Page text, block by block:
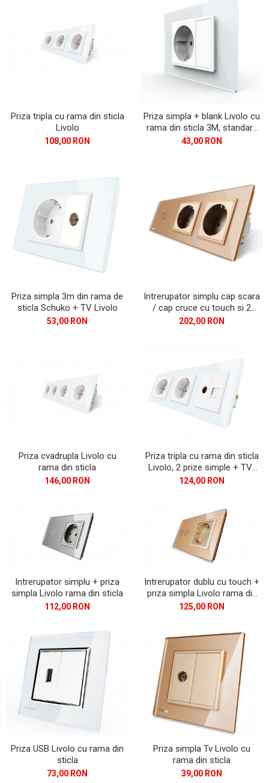
Priza tripla cu rama din sticla
Livolo
108,00 RON
Priza simpla + blank Livolo cu
rama din sticla 3M, standard
Italian
43,00 RON
Priza simpla 3m din rama de
sticla Schuko + TV Livolo
53,00 RON
Intrerupator simplu cap scara
/ cap cruce cu touch si 2
prize din sticla
202,00 RON
Priza cvadrupla Livolo cu
rama din sticla
146,00 RON
Priza tripla cu rama din sticla
Livolo, 2 prize simple + TV-
Internet
124,00 RON
Intrerupator simplu + priza
simpla Livolo rama din sticla
112,00 RON
Intrerupator dublu cu touch +
priza simpla Livolo rama din
sticla
125,00 RON
Priza USB Livolo cu rama din
sticla
73,00 RON
Priza simpla Tv Livolo cu
rama din sticla
39,00 RON